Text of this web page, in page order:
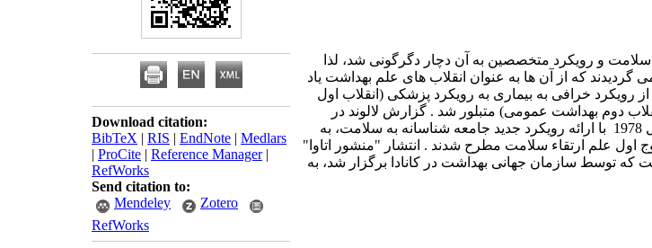
و رویکرد متخصصین به آن دچار دگرگونی شد، لذا
گردیدند که از آن ها به عنوان انقلاب های علم بهداشت یاد
رویکرد خرافی به بیماری به رویکرد پزشکی (انقلاب اول
دوم بهداشت عمومی) متبلور شد . گزارش لالوند در
سال 1974 و متعاقب آن انتشار اعلامیه آلما آتا در سال 1978 با ارائه رویکرد جدید جامعه شناسانه به سلامت، به
علم ارتقاء سلامت مطرح شدند . انتشار "منشور اتاوا"
سلامت که توسط سازمان جهانی بهداشت در کانادا برگزار شد، به
Download citation:
BibTeX | RIS | EndNote | Medlars
| ProCite | Reference Manager|
RefWorks
Send citation to:
Mendeley
Zotero
RefWorks